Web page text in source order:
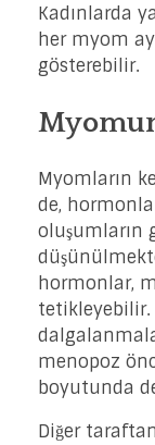
Kadınlarda
her myom
gösterebilir.
Myomların
de,
oluşumların
hormonlar,
tetikleyebilir.
menopoz
boyutunda
Diğer